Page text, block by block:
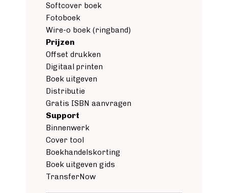
Softcover boek
Fotoboek
Wire-o boek (ringband)
Prijzen
Offset drukken
Digitaal printen
Boek uitgeven
Distributie
Gratis ISBN aanvragen
Support
Binnenwerk
Cover tool
Boekhandelskorting
Boek uitgeven gids
TransferNow